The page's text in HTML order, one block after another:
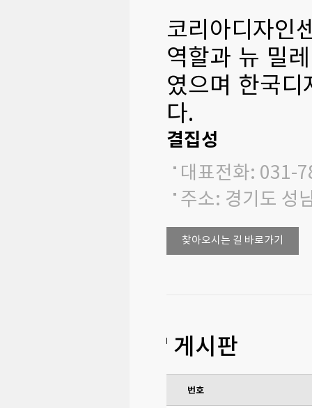
코리아디자인
역할과 뉴 밀
였으며 한국디
다.
결집성
대표전화: 031-
주소: 경기도 성
찾아오시는 길 바로가기
게시판
번호